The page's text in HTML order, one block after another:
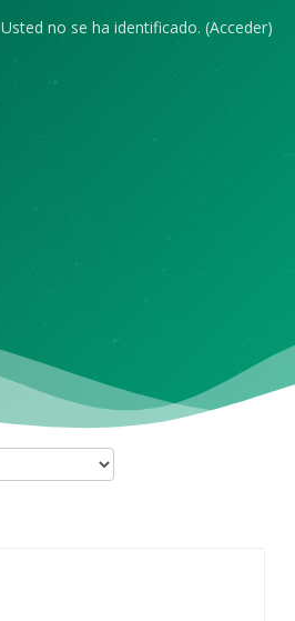
Usted no se ha identificado. (Acceder)